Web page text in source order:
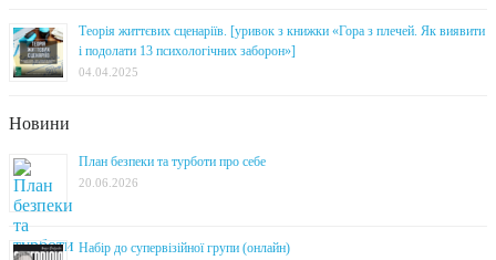
Теорія життєвих сценаріїв. [уривок з книжки «Гора з плечей. Як виявити
і подолати 13 психологічних заборон»]
04.04.2025
Новини
План безпеки та турботи про себе
20.06.2026
Набір до супервізійної групи (онлайн)